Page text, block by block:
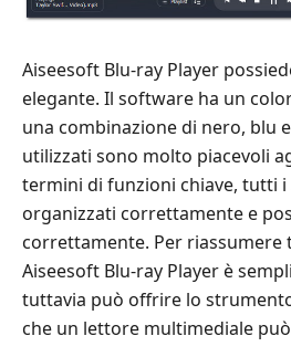
Aiseesoft Blu-ray Player
elegante. Il software ha un
una combinazione di nero, blu
utilizzati sono molto piacevoli
termini di funzioni chiave, tutti
organizzati correttamente e
correttamente. Per riassumere
Aiseesoft Blu-ray Player è
tuttavia può offrire lo
che un lettore multimediale